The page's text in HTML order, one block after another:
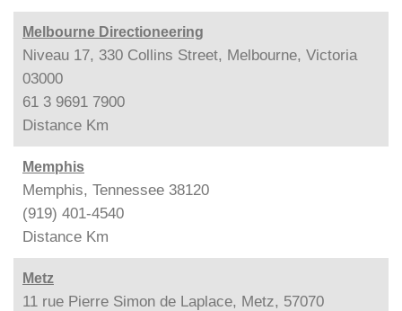
Melbourne Directioneering
Niveau 17, 330 Collins Street, Melbourne, Victoria
03000
61 3 9691 7900
Distance Km
Memphis
Memphis, Tennessee 38120
(919) 401-4540
Distance Km
Metz
11 rue Pierre Simon de Laplace, Metz, 57070